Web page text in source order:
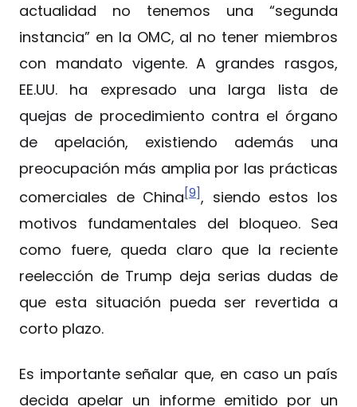
actualidad no tenemos una “segunda
instancia” en la OMC, al no tener miembros
con mandato vigente. A grandes rasgos,
EE.UU. ha expresado una larga lista de
quejas de procedimiento contra el órgano
de apelación, existiendo además una
preocupación más amplia por las prácticas
comerciales de China[9], siendo estos los
motivos fundamentales del bloqueo. Sea
como fuere, queda claro que la reciente
reelección de Trump deja serias dudas de
que esta situación pueda ser revertida a
corto plazo.
Es importante señalar que, en caso un país
decida apelar un informe emitido por un